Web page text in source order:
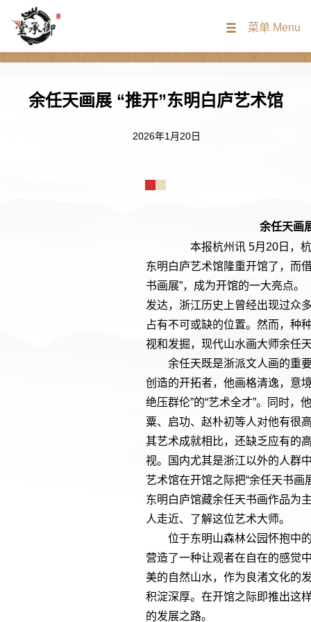
菜单 Menu
余任天画展 “推开”东明白庐艺术馆
2026年1月20日
余任天画
本报杭州讯 5月20日，杭
东明白庐艺术馆隆重开馆了，而
书画展”，成为开馆的一大亮点
发达，浙江历史上曾经出现过众
占有不可或缺的位置。然而，种
视和发掘，现代山水画大师余任
余任天既是浙派文人画的重
创造的开拓者，他画格清逸，意
绝压群伦”的“艺术全才”。同时
粟、启功、赵朴初等人对他有很
其艺术成就相比，还缺乏应有的
视。国内尤其是浙江以外的人群
艺术馆在开馆之际把“余任天书
东明白庐馆藏余任天书画作品为
人走近、了解这位艺术大师。
位于东明山森林公园怀抱中
营造了一种让观者在自在的感觉
美的自然山水，作为良渚文化的
积淀深厚。在开馆之际即推出这
的发展之路。